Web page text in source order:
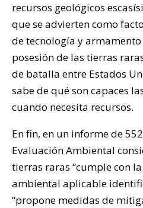
recursos geológicos
que se advierten como
de tecnología y
posesión de las tierras
de batalla entre Estados
sabe de qué son capaces
cuando necesita recursos.
En fin, en un informe de
Evaluación Ambiental
tierras raras “cumple con
ambiental aplicable
“propone medidas de